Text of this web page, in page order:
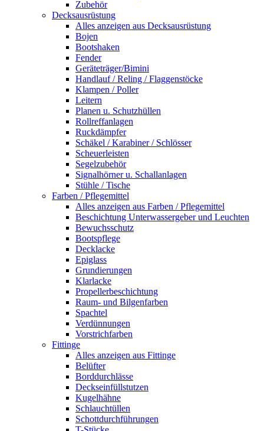
Zubehör
Decksausrüstung
Alles anzeigen aus Decksausrüstung
Bojen
Bootshaken
Fender
Geräteträger/Bimini
Handlauf / Reling / Flaggenstöcke
Klampen / Poller
Leitern
Planen u. Schutzhüllen
Rollreffanlagen
Ruckdämpfer
Schäkel / Karabiner / Schlösser
Scheuerleisten
Segelzubehör
Signalhörner u. Schallanlagen
Stühle / Tische
Farben / Pflegemittel
Alles anzeigen aus Farben / Pflegemittel
Beschichtung Unterwassergeber und Leuchten
Bewuchsschutz
Bootspflege
Decklacke
Epiglass
Grundierungen
Klarlacke
Propellerbeschichtung
Raum- und Bilgenfarben
Spachtel
Verdünnungen
Vorstrichfarben
Fittinge
Alles anzeigen aus Fittinge
Belüfter
Borddurchlässe
Deckseinfüllstutzen
Kugelhähne
Schlauchtüllen
Schottdurchführungen